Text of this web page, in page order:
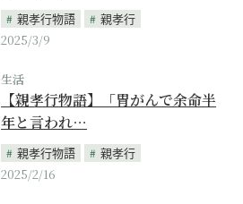
親孝行物語
親孝行
2025/3/9
生活
【親孝行物語】「胃がんで余命半
年と言われ…
親孝行物語
親孝行
2025/2/16